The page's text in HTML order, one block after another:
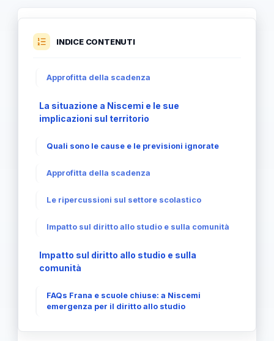
INDICE CONTENUTI
Approfitta della scadenza
La situazione a Niscemi e le sue
implicazioni sul territorio
Quali sono le cause e le previsioni ignorate
Approfitta della scadenza
Le ripercussioni sul settore scolastico
Impatto sul diritto allo studio e sulla comunità
Impatto sul diritto allo studio e sulla
comunità
FAQs Frana e scuole chiuse: a Niscemi
emergenza per il diritto allo studio